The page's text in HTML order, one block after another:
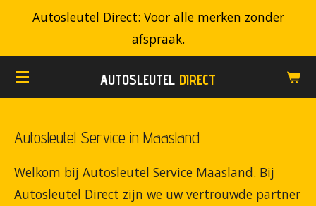
de
AUTOSLEUTEL DIRECT
Autosleutel Direct: Voor alle merken zonder
afspraak.
Autosleutel Service in Maasland
Welkom bij Autosleutel Service Maasland. Bij
Autosleutel Direct zijn we uw vertrouwde partner